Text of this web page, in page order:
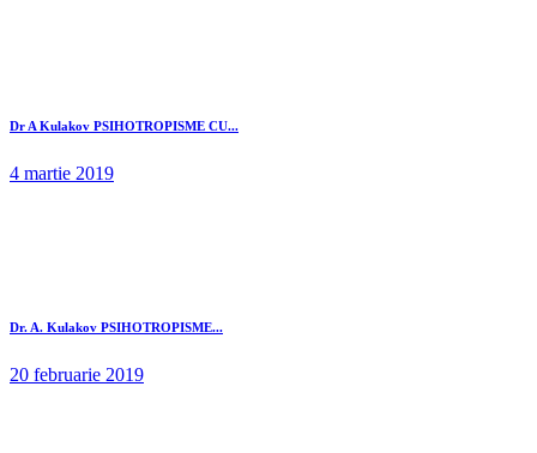
Dr A Kulakov PSIHOTROPISME CU...
4 martie 2019
Dr. A. Kulakov PSIHOTROPISME...
20 februarie 2019